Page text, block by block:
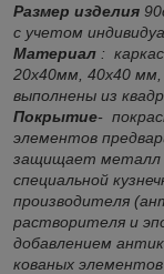
Размер изделия
с учетом
Материал :
20х40мм, 40х40
выполнены из
Покрытие-
элементов
защищает металл
специальной
производителя
растворителя и
добавлением
кованых